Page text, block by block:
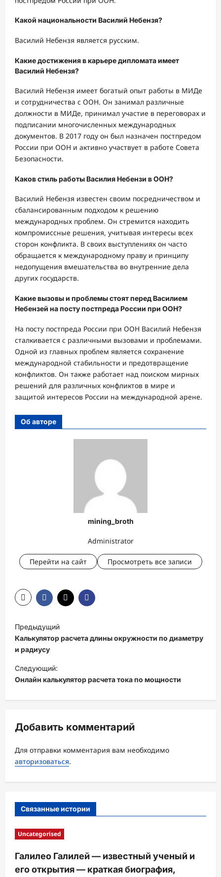
Какой национальности Василий Небензя?
Василий Небензя является русским.
Какие достижения в карьере дипломата имеет
Василий Небензя?
Василий Небензя имеет богатый опыт работы в МИДе
и сотрудничества с ООН. Он занимал различные
должности в МИДе, принимал участие в переговорах и
подписании многочисленных международных
документов. В 2017 году он был назначен постпредом
России при ООН и активно участвует в работе Совета
Безопасности.
Каков стиль работы Василия Небензи в ООН?
Василий Небензя известен своим посредничеством и
сбалансированным подходом к решению
международных проблем. Он стремится находить
компромиссные решения, учитывая интересы всех
сторон конфликта. В своих выступлениях он часто
обращается к международному праву и принципу
недопущения вмешательства во внутренние дела
других государств.
Какие вызовы и проблемы стоят перед Василием
Небензей на посту постпреда России при ООН?
На посту постпреда России при ООН Василий Небензя
сталкивается с различными вызовами и проблемами.
Одной из главных проблем является сохранение
международной стабильности и предотвращение
конфликтов. Он также работает над поиском мирных
решений для различных конфликтов в мире и
защитой интересов России на международной арене.
Об авторе
mining_broth
Administrator
Перейти на сайт Просмотреть все записи
Н
а
в
и
г
а
и
з
и
с
и
Предыдущий
Калькулятор расчета длины окружности по диаметру
и радиусу
Следующий:
Онлайн калькулятор расчета тока по мощности
Добавить комментарий
Для отправки комментария вам необходимо
авторизоваться.
Связанные истории
Uncategorised
Галилео Галилей — известный ученый и
его открытия — краткая биография,